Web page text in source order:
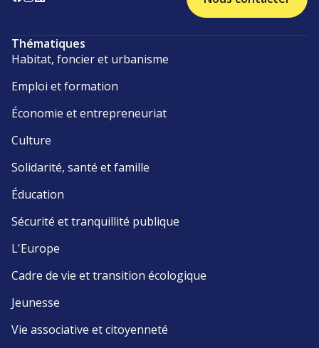
Thématiques
Habitat, foncier et urbanisme
Emploi et formation
Économie et entrepreneuriat
Culture
Solidarité, santé et famille
Éducation
Sécurité et tranquillité publique
L'Europe
Cadre de vie et transition écologique
Jeunesse
Vie associative et citoyenneté